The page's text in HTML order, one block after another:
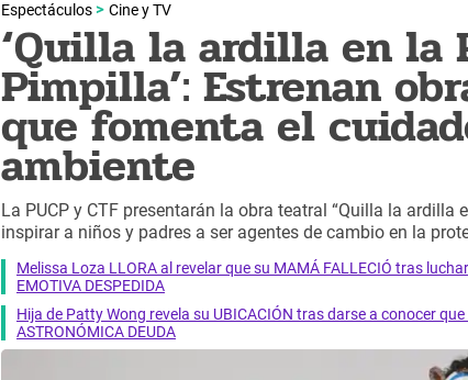
Espectáculos Cine y TV
‘Quilla la ardilla en la
Pimpilla’: Estrenan
que fomenta el
ambiente
La PUCP y CTF presentarán la obra teatral “Quilla la ardilla
inspirar a niños y padres a ser agentes de cambio en la
Melissa Loza LLORA al revelar que su MAMÁ FALLECIÓ tras
EMOTIVA DESPEDIDA
Hija de Patty Wong revela su UBICACIÓN tras darse a conocer
ASTRONÓMICA DEUDA